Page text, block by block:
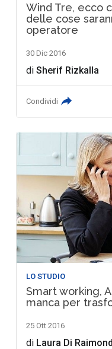
Wind Tre, ecco
delle cose
operatore
30 Dic 2016
diSherif Rizkalla
Condividi
LO STUDIO
Smart working,
manca per
25 Ott 2016
di Laura Di